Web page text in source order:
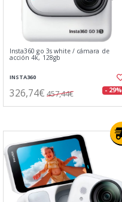
Insta360 go 3s white / cámara de
acción 4k, 128gb
INSTA360
326,74€ 457,44€ - 29%